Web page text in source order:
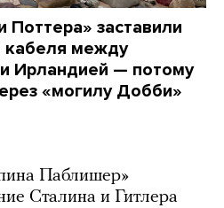
Поттера» заставили
кабеля между
Ирландией — потому
«могилу Добби»
Паблишер»
Сталина и Гитлера